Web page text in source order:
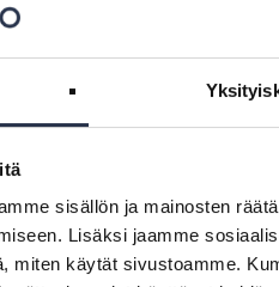
sisällön ja mainosten
Lisäksi jaamme
miten käytät sivustoamme.
Kirjaudu sisään
(lisäpalvelu)
yhteystietojen